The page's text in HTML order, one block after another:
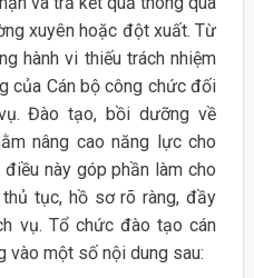
xuyên hoặc đột xuất. Từ
hành vi thiếu trách nhiệm
của Cán bộ công chức đối
Đào tạo, bồi dưỡng về
nâng cao năng lực cho
này góp phần làm cho
tục, hồ sơ rõ ràng, đầy
vụ. Tổ chức đào tạo cán
vào một số nội dung sau: